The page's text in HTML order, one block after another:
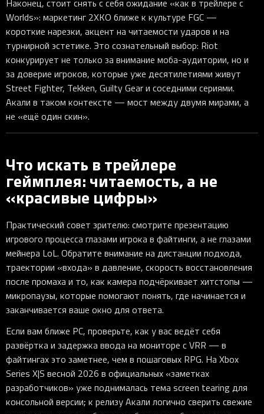
Наконец, стоит снять с себя ожидание «как в трейлере с
Worlds»: маркетинг 2XKO ближе к культуре FGC —
короткие нарезки, акцент на читаемости ударов и на
турнирной эстетике. Это сознательный выбор: Riot
конкурирует не только за внимание моба-аудитории, но и
за доверие игроков, которые уже десятилетиями живут
Street Fighter, Tekken, Guilty Gear и соседними сериями.
Акали в таком контексте — мост между двумя мирами, а
не «ещё один скин».
Что искать в трейлере
геймплея: читаемость, а не
«красивые цифры»
Практический совет зрителю: смотрите презентацию
игрового процесса глазами игрока в файтинги, а не глазами
мейнера LoL. Обратите внимание на дистанции подхода,
траектории «входа» в давление, скорость восстановления
после промаха и то, как камера подчёркивает хитстопы —
микропаузы, которые помогают понять, где начинается и
заканчивается ваше окно для ответа.
Если вам ближе PC, проверьте, как у вас ведёт себя
развёртка и задержка ввода на мониторе с VRR — в
файтингах это заметнее, чем в пошаговых RPG. На Xbox
Series X|S весной 2026 в официальных «заметках
разработчиков» уже поднималась тема screen tearing для
консольной версии; к релизу Акали логично сверить свежие